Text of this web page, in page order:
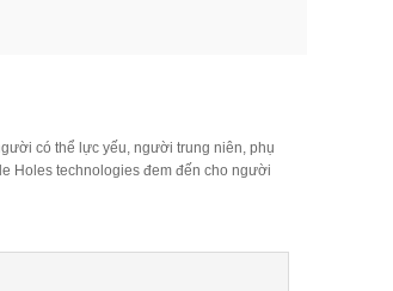
có thể lực yếu, người trung niên, phụ
Holes technologies đem đến cho người